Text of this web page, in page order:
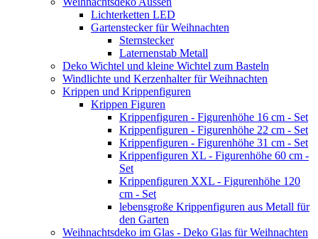
Lichterketten LED
Gartenstecker für Weihnachten
Sternstecker
Laternenstab Metall
Deko Wichtel und kleine Wichtel zum Basteln
Windlichte und Kerzenhalter für Weihnachten
Krippen und Krippenfiguren
Krippen Figuren
Krippenfiguren - Figurenhöhe 16 cm - Set
Krippenfiguren - Figurenhöhe 22 cm - Set
Krippenfiguren - Figurenhöhe 31 cm - Set
Krippenfiguren XL - Figurenhöhe 60 cm -
Set
Krippenfiguren XXL - Figurenhöhe 120
cm - Set
lebensgroße Krippenfiguren aus Metall für
den Garten
Weihnachtsdeko im Glas - Deko Glas für Weihnachten